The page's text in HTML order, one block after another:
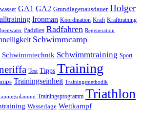
GA1 GA2 Grundlagenausdauer Holger
Ironman Koordination Kraft Krafttraining
Paddles Radfahren Regeneration
Schwimmcamp
Schwimmtechnik Schwimmtraining Sport
Test Tipps Training
Trainingseinheit Trainingsmethodik
Trainingsprogramm Triathlon
Wasserlage Wettkampf